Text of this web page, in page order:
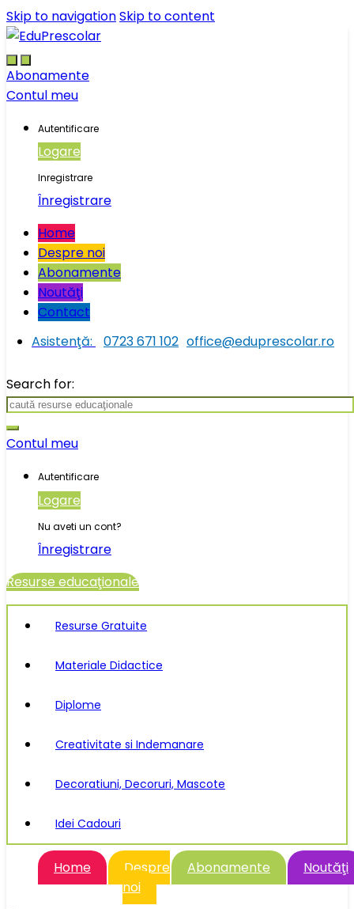
Skip to navigationSkip to content
Abonamente
Contul meu
Autentificare
Logare
Inregistrare
Înregistrare
Home
Despre noi
Abonamente
Noutăţi
Contact
Asistenţă:
0723 671 102 office@eduprescolar.ro
Search for:
Contul meu
Autentificare
Logare
Nu aveti un cont?
Înregistrare
Resurse educaţionale
Resurse Gratuite
Materiale Didactice
Diplome
Creativitate si Indemanare
Decoratiuni, Decoruri, Mascote
Idei Cadouri
Home
Despre
noi
Abonamente Noutăţi